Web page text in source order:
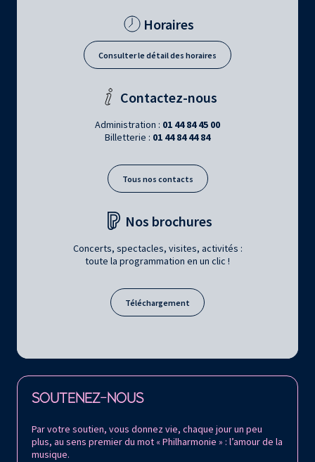
Horaires
Consulter le détail des horaires
Contactez-nous
Administration : 01 44 84 45 00
Billetterie : 01 44 84 44 84
Tous nos contacts
Nos brochures
Concerts, spectacles, visites, activités :
toute la programmation en un clic !
Téléchargement
SOUTENEZ-NOUS
Par votre soutien, vous donnez vie, chaque jour un peu
plus, au sens premier du mot « Philharmonie » : l’amour de la
musique.
Retrouvez la Philharmonie de Paris sur